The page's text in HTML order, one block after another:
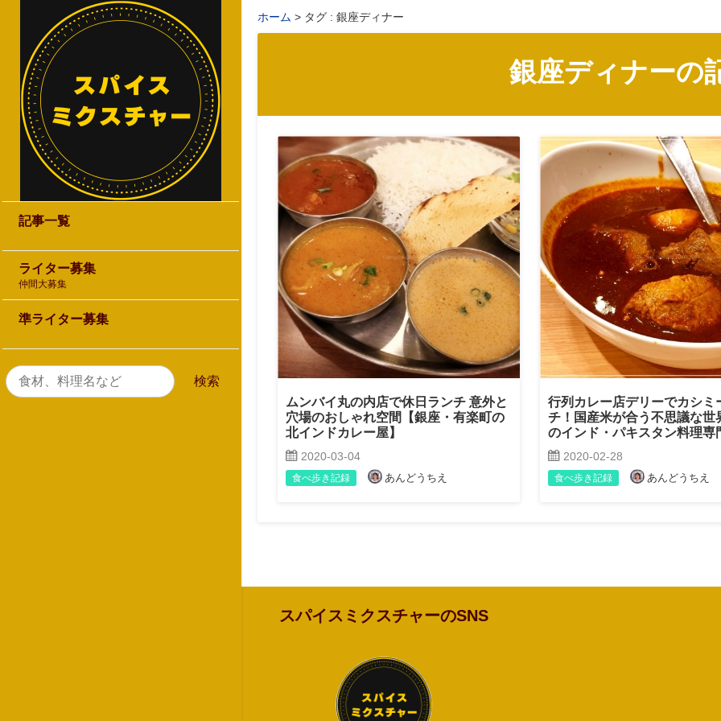
記事一覧
ライター募集
仲間大募集
準ライター募集
ホーム タグ : 銀座ディナー
銀座ディナーの
ムンバイ丸の内店で休日ランチ 意外と
穴場のおしゃれ空間【銀座・有楽町の
北インドカレー屋】
2020-03-04
食べ歩き記録 あんどうちえ
行列カレー店デリーでカシミ
チ！国産米が合う不思議な世
のインド・パキスタン料理専
2020-02-28
食べ歩き記録 あんどうちえ
スパイスミクスチャーのSNS